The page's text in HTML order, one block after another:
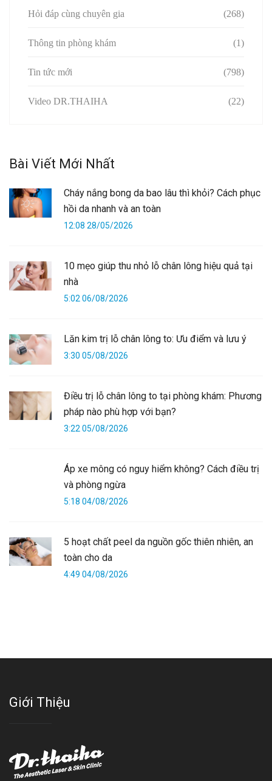
Hỏi đáp cùng chuyên gia (268)
Thông tin phòng khám (1)
Tin tức mới (798)
Video DR.THAIHA (22)
Bài Viết Mới Nhất
Cháy nắng bong da bao lâu thì khỏi? Cách phục
hồi da nhanh và an toàn
12:08 28/05/2026
10 mẹo giúp thu nhỏ lỗ chân lông hiệu quả tại
nhà
5:02 06/08/2026
Lăn kim trị lỗ chân lông to: Ưu điểm và lưu ý
3:30 05/08/2026
Điều trị lỗ chân lông to tại phòng khám: Phương
pháp nào phù hợp với bạn?
3:22 05/08/2026
Áp xe mông có nguy hiểm không? Cách điều trị
và phòng ngừa
5:18 04/08/2026
5 hoạt chất peel da nguồn gốc thiên nhiên, an
toàn cho da
4:49 04/08/2026
Giới Thiệu